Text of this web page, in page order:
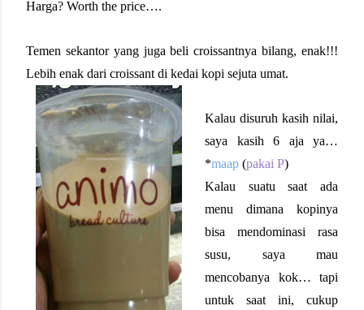
Harga? Worth the price….
Temen sekantor yang juga beli croissantnya bilang, enak!!!
Lebih enak dari croissant di kedai kopi sejuta umat.
Kalau disuruh kasih nilai,
saya kasih 6 aja ya…
*maap (pakai P)
Kalau suatu saat ada
menu dimana kopinya
bisa mendominasi rasa
susu, saya mau
mencobanya kok… tapi
untuk saat ini, cukup